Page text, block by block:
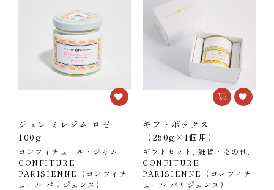
ジュレ ミレジム ロゼ
100g
コンフィチュール・ジャム,
CONFITURE
PARISIENNE（コンフィチ
ュール パリジェンヌ）
ギフトボックス
（250g×1個用）
ギフトセット, 雑貨・その他,
CONFITURE
PARISIENNE（コンフィチ
ュール パリジェンヌ）